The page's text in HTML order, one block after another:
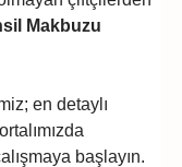
Makbuzu
en detaylı
başlayın.